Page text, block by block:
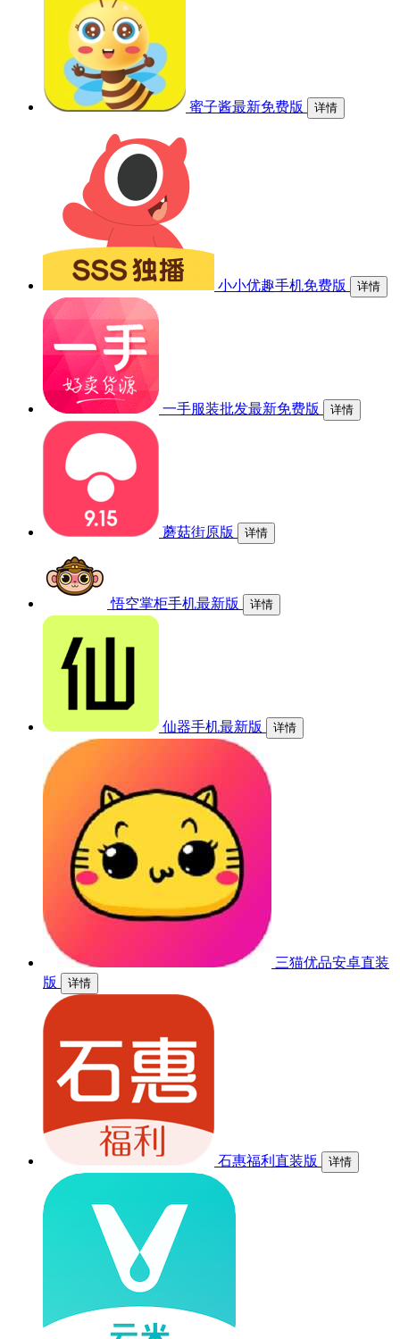
蜜子酱最新免费版 详情
小小优趣手机免费版 详情
一手服装批发最新免费版 详情
蘑菇街原版 详情
悟空掌柜手机最新版 详情
仙器手机最新版 详情
三猫优品安卓直装
版
详情
石惠福利直装版 详情